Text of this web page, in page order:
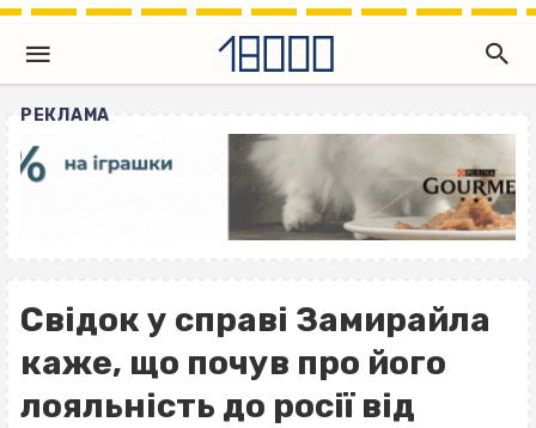
РЕКЛАМА
Свідок у справі Замирайла
каже, що почув про його
лояльність до росії від